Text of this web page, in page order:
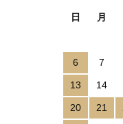
日 月
6 7
13 14
20 21